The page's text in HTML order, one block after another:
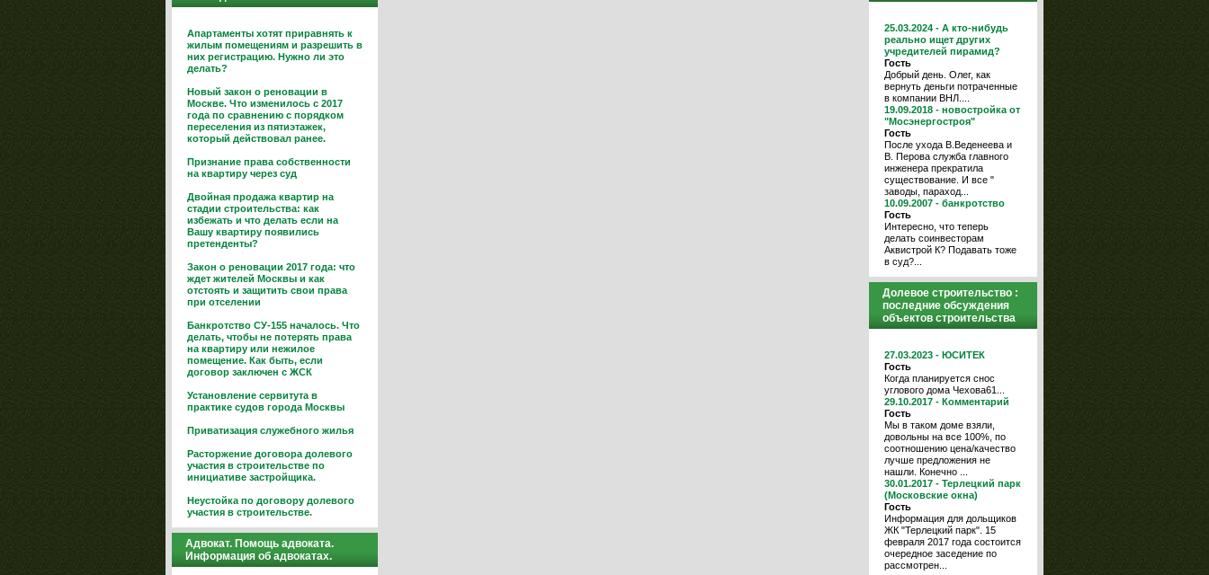
Апартаменты хотят приравнять к
жилым помещениям и разрешить в
них регистрацию. Нужно ли это
делать?
Новый закон о реновации в
Москве. Что изменилось с 2017
года по сравнению с порядком
переселения из пятиэтажек,
который действовал ранее.
Признание права собственности
на квартиру через суд
Двойная продажа квартир на
стадии строительства: как
избежать и что делать если на
Вашу квартиру появились
претенденты?
Закон о реновации 2017 года: что
ждет жителей Москвы и как
отстоять и защитить свои права
при отселении
Банкротство СУ-155 началось. Что
делать, чтобы не потерять права
на квартиру или нежилое
помещение. Как быть, если
договор заключен с ЖСК
Установление сервитута в
практике судов города Москвы
Приватизация служебного жилья
Расторжение договора долевого
участия в строительстве по
инициативе застройщика.
Неустойка по договору долевого
участия в строительстве.
Адвокат. Помощь адвоката.
Информация об адвокатах.
25.03.2024 - А кто-нибудь
реально ищет других
учредителей пирамид?
Гость
Добрый день. Олег, как
вернуть деньги потраченные
в компании ВНЛ....
19.09.2018 - новостройка от
"Мосэнергостроя"
Гость
После ухода В.Веденеева и
В. Перова служба главного
инженера прекратила
существование. И все "
заводы, параход...
10.09.2007 - банкротство
Гость
Интересно, что теперь
делать соинвесторам
Аквистрой К? Подавать тоже
в суд?...
Долевое строительство :
последние обсуждения
объектов строительства
27.03.2023 - ЮСИТЕК
Гость
Когда планируется снос
углового дома Чехова61...
29.10.2017 - Комментарий
Гость
Мы в таком доме взяли,
довольны на все 100%, по
соотношению цена/качество
лучше предложения не
нашли. Конечно ...
30.01.2017 - Терлецкий парк
(Московские окна)
Гость
Информация для дольщиков
ЖК "Терлецкий парк". 15
февраля 2017 года состоится
очередное заседение по
рассмотрен...